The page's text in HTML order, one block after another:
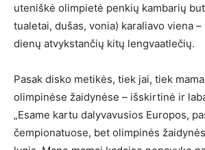
uteniškė olimpietė penkių kambarių
tualetai, dušas, vonia) karaliavo viena
dienų atvykstančių kitų lengvaatlečių.
Pasak disko metikės, tiek jai, tiek
olimpinėse žaidynėse – išskirtinė ir
„Esame kartu dalyvavusios Europos,
čempionatuose, bet olimpinės